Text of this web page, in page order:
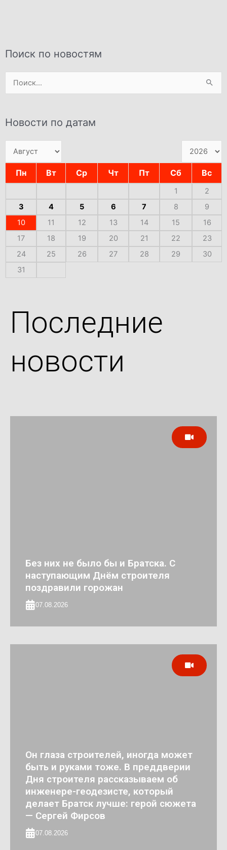
Поиск по новостям
Поиск:
Новости по датам
Пн Вт Ср Чт Пт Сб Вс
1
2
3
4 5 6 7 8
9
10
11 12 13 14 15
16
17
18 19 20 21 22
23
24
25 26 27 28 29
30
31
Последние
новости
Без них не было бы и Братска. С
наступающим Днём строителя
поздравили горожан
07.08.2026
Он глаза строителей, иногда может
быть и руками тоже. В преддверии
Дня строителя рассказываем об
инженере-геодезисте, который
делает Братск лучше: герой сюжета
— Сергей Фирсов
07.08.2026